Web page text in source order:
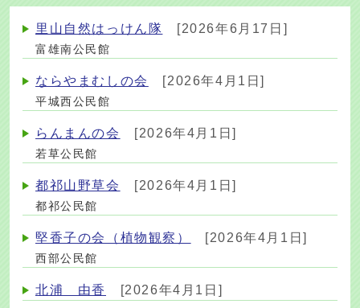
里山自然はっけん隊 [2026年6月17日]
富雄南公民館
ならやまむしの会 [2026年4月1日]
平城西公民館
らんまんの会 [2026年4月1日]
若草公民館
都祁山野草会 [2026年4月1日]
都祁公民館
堅香子の会（植物観察） [2026年4月1日]
西部公民館
北浦 由香 [2026年4月1日]